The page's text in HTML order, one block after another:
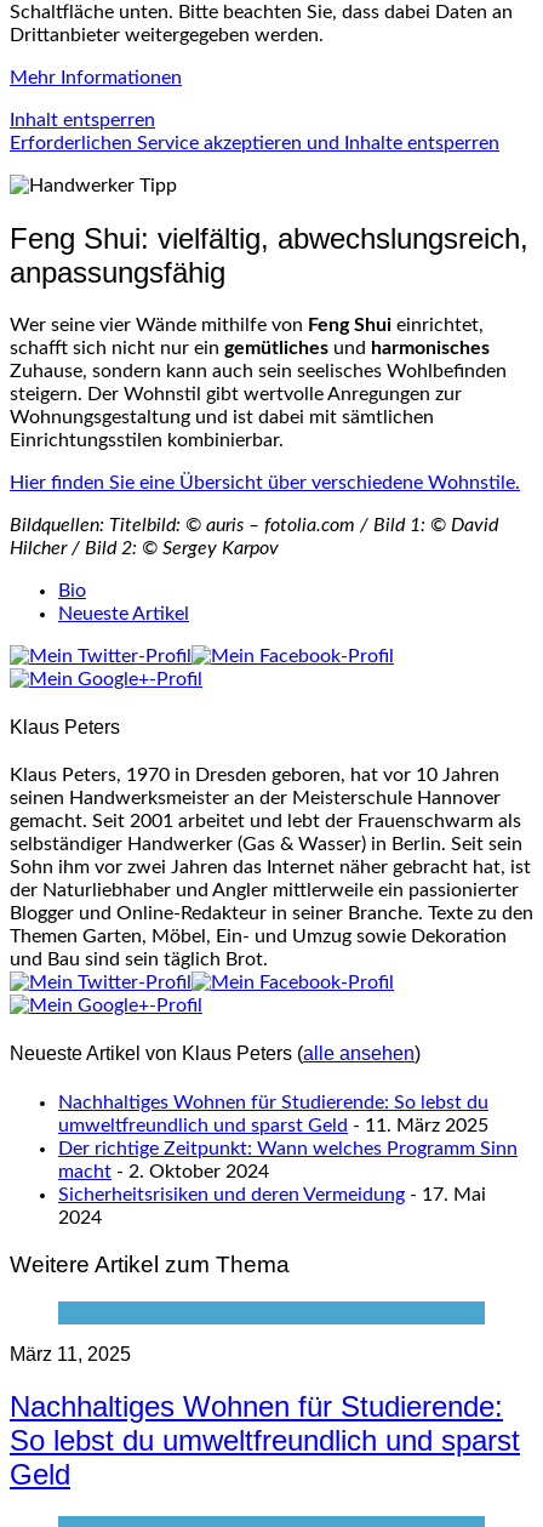
Schaltfläche unten. Bitte beachten Sie, dass dabei Daten an
Drittanbieter weitergegeben werden.
Mehr Informationen
Inhalt entsperren
Erforderlichen Service akzeptieren und Inhalte entsperren
Feng Shui: vielfältig, abwechslungsreich,
anpassungsfähig
Wer seine vier Wände mithilfe von Feng Shui einrichtet,
schafft sich nicht nur ein gemütliches und harmonisches
Zuhause, sondern kann auch sein seelisches Wohlbefinden
steigern. Der Wohnstil gibt wertvolle Anregungen zur
Wohnungsgestaltung und ist dabei mit sämtlichen
Einrichtungsstilen kombinierbar.
Hier finden Sie eine Übersicht über verschiedene Wohnstile.
Bildquellen: Titelbild: © auris – fotolia.com / Bild 1: © David
Hilcher / Bild 2: © Sergey Karpov
following
tabs
change
below.
Bio
Neueste Artikel
Klaus Peters
Klaus Peters, 1970 in Dresden geboren, hat vor 10 Jahren
seinen Handwerksmeister an der Meisterschule Hannover
gemacht. Seit 2001 arbeitet und lebt der Frauenschwarm als
selbständiger Handwerker (Gas & Wasser) in Berlin. Seit sein
Sohn ihm vor zwei Jahren das Internet näher gebracht hat, ist
der Naturliebhaber und Angler mittlerweile ein passionierter
Blogger und Online-Redakteur in seiner Branche. Texte zu den
Themen Garten, Möbel, Ein- und Umzug sowie Dekoration
und Bau sind sein täglich Brot.
Neueste Artikel von Klaus Peters (alle ansehen)
Nachhaltiges Wohnen für Studierende: So lebst du
umweltfreundlich und sparst Geld - 11. März 2025
Der richtige Zeitpunkt: Wann welches Programm Sinn
macht - 2. Oktober 2024
Sicherheitsrisiken und deren Vermeidung - 17. Mai
2024
Weitere Artikel zum Thema
März 11, 2025
Nachhaltiges Wohnen für Studierende:
So lebst du umweltfreundlich und sparst
Geld